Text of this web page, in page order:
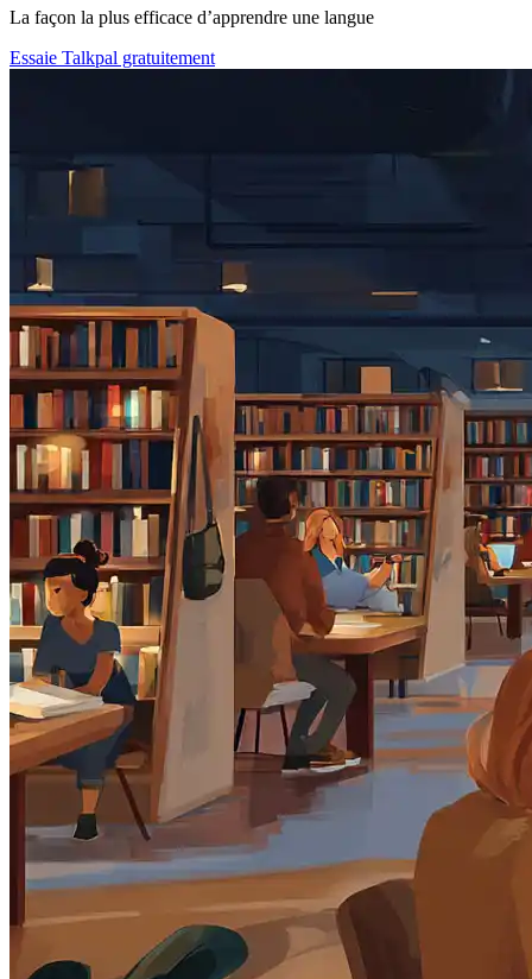
La façon la plus efficace d’apprendre une langue
Essaie Talkpal gratuitement